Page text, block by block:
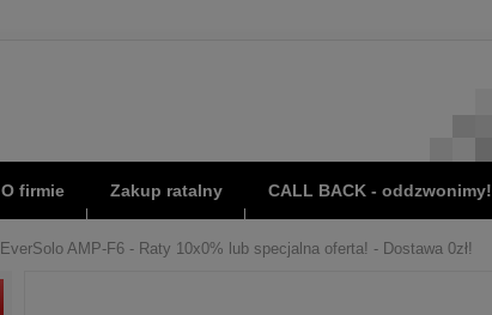
O firmie Zakup ratalny CALL BACK - oddzwonimy!
EverSolo AMP-F6 - Raty 10x0% lub specjalna oferta! - Dostawa 0zł!